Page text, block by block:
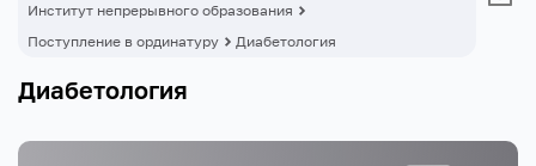
Институт непрерывного образования
Поступление в ординатуру
Диабетология
Диабетология